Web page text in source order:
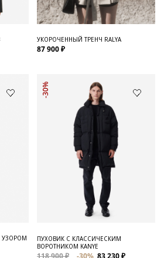
УКОРОЧЕННЫЙ ТРЕНЧ RALYA
87 900 ₽
УЗОРОМ
-30%
ПУХОВИК С КЛАССИЧЕСКИМ
ВОРОТНИКОМ KANYE
118 900 ₽ -30% 83 230 ₽